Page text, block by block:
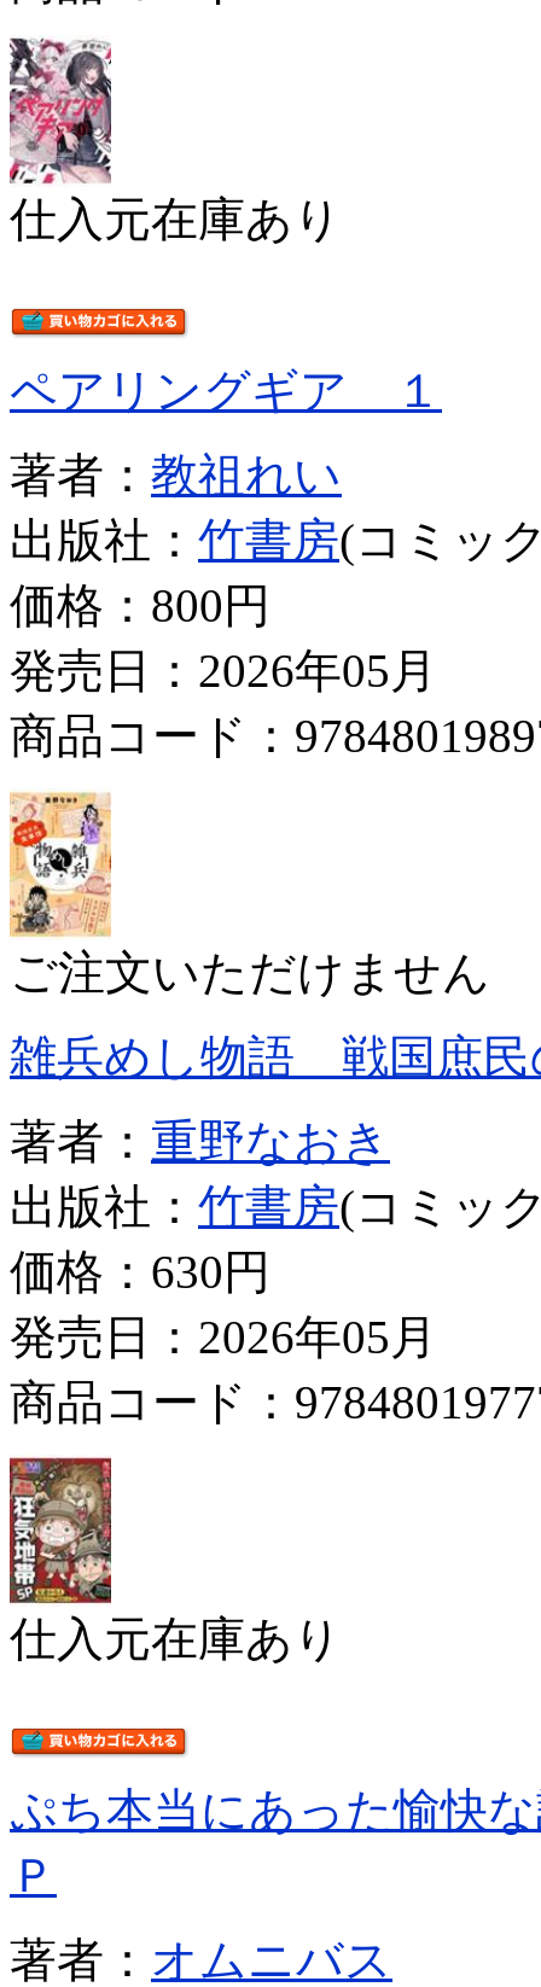
仕入元在庫あり
ペアリングギア １
著者： 教祖れい
出版社： 竹書房(コミッ
価格： 800円
発売日：2026年05月
商品コード：
ご注文いただけません
雑兵めし物語 戦国庶民
著者： 重野なおき
出版社： 竹書房(コミッ
価格： 630円
発売日：2026年05月
商品コード：
仕入元在庫あり
ぷち本当にあった愉快
Ｐ
著者： オムニバス